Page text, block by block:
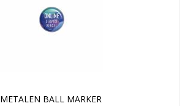
METALEN BALL MARKER